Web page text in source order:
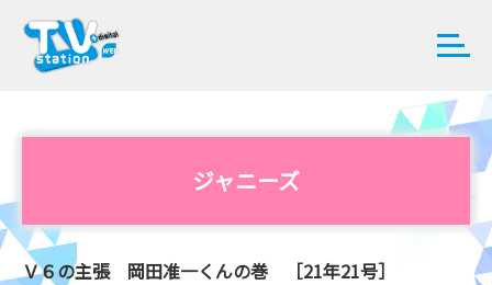
ジャニーズ
Ｖ６の主張 岡田准一くんの巻 ［21年21号］